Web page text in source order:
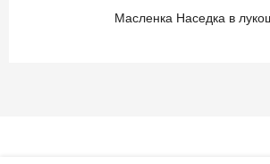
Масленка Наседка в